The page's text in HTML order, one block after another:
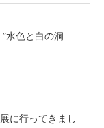
水色と白の洞
に行ってきまし